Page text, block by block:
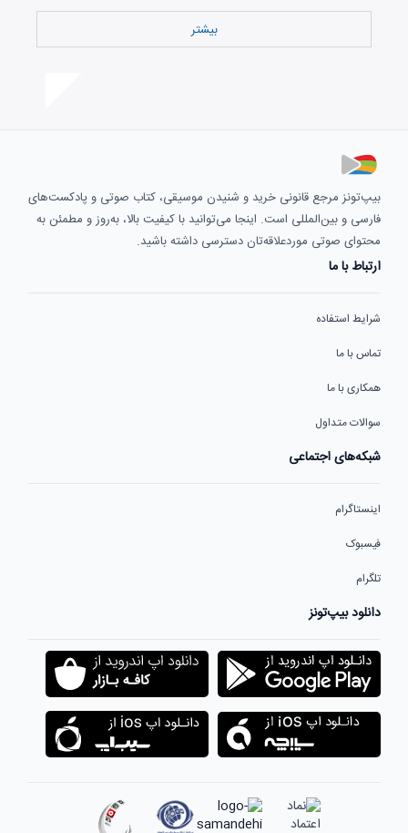
بیشتر
بیپ‌تونز مرجع قانونی خرید و شنیدن موسیقی، کتاب صوتی و پادکست‌های
فارسی و بین‌المللی است. اینجا می‌توانید با کیفیت بالا، به‌روز و مطمئن به
محتوای صوتی موردعلاقه‌تان دسترسی داشته باشید.
ارتباط با ما
شرایط استفاده
تماس با ما
همکاری با ما
سوالات متداول
شبکه‌های اجتماعی
اینستاگرام
فیسبوک
تلگرام
دانلود بیپ‌تونز